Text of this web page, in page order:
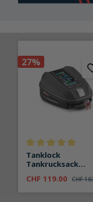
27%
Durchschnittliche
Tanklock
Tankrucksack
CHF 119.00 CHF